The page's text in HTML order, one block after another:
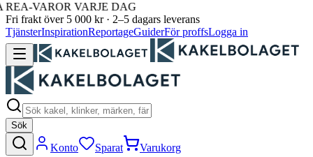
VAROR VARJE DAG
Fri frakt över 5 000 kr · 2–5 dagars leverans
TjänsterInspirationReportageGuiderFör proffsLogga in
Sök
Konto Sparat Varukorg